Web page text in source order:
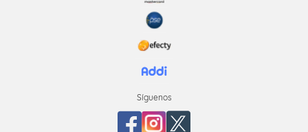
Síguenos